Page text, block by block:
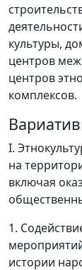
культуры,
центров
центров
комплексов.
I.
на
включая
1.
истории